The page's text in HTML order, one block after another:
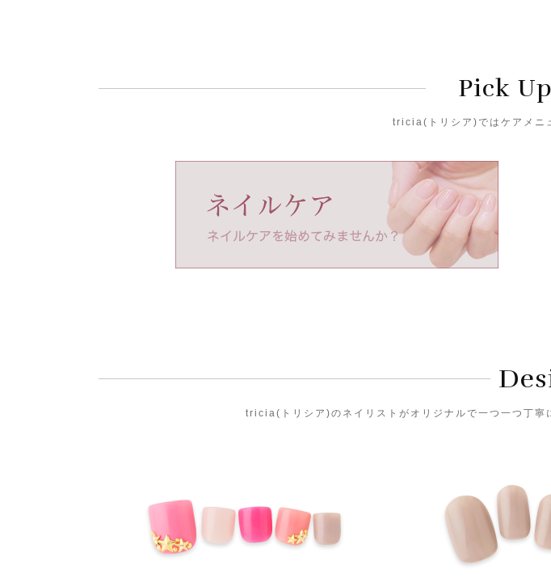
Pick
tricia(トリシア)ではケアメニ
tricia(トリシア)のネイリストがオリジナルで一つ一つ丁寧